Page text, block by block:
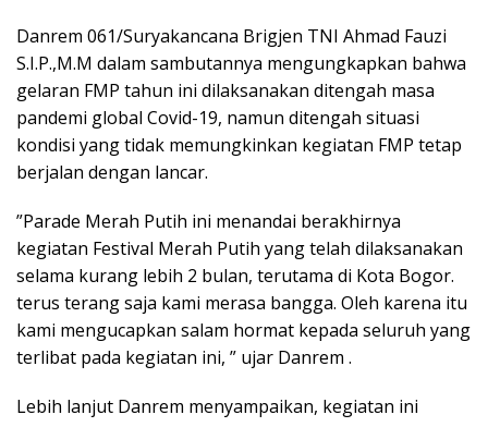
Danrem 061/Suryakancana Brigjen TNI Ahmad Fauzi
S.I.P.,M.M dalam sambutannya mengungkapkan bahwa
gelaran FMP tahun ini dilaksanakan ditengah masa
pandemi global Covid-19, namun ditengah situasi
kondisi yang tidak memungkinkan kegiatan FMP tetap
berjalan dengan lancar.
”Parade Merah Putih ini menandai berakhirnya
kegiatan Festival Merah Putih yang telah dilaksanakan
selama kurang lebih 2 bulan, terutama di Kota Bogor.
terus terang saja kami merasa bangga. Oleh karena itu
kami mengucapkan salam hormat kepada seluruh yang
terlibat pada kegiatan ini, ” ujar Danrem .
Lebih lanjut Danrem menyampaikan, kegiatan ini